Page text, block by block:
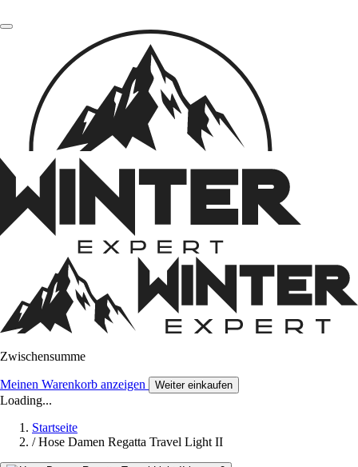
Zwischensumme
Meinen Warenkorb anzeigen Weiter einkaufen
Loading...
Startseite
/ Hose Damen Regatta Travel Light II